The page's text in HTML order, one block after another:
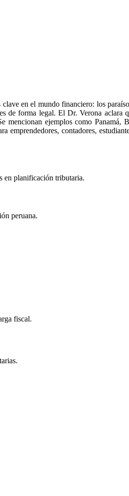
en el mundo financiero: los
forma legal. El Dr. Verona aclara
ejemplos como
contadores,
en planificación tributaria.
peruana.
fiscal.